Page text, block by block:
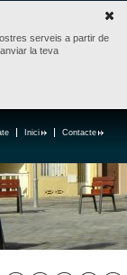
serveis a partir de
la teva
Contacte
Inici